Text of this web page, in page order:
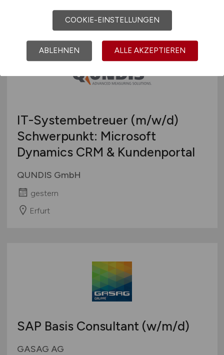
IT-Systembetreuer (m/w/d)
Schwerpunkt: Microsoft
Dynamics CRM & Kundenportal
QUNDIS GmbH
gestern
Erfurt
SAP Basis Consultant (w/m/d)
GASAG AG
COOKIE-EINSTELLUNGEN
ABLEHNEN ALLE AKZEPTIEREN